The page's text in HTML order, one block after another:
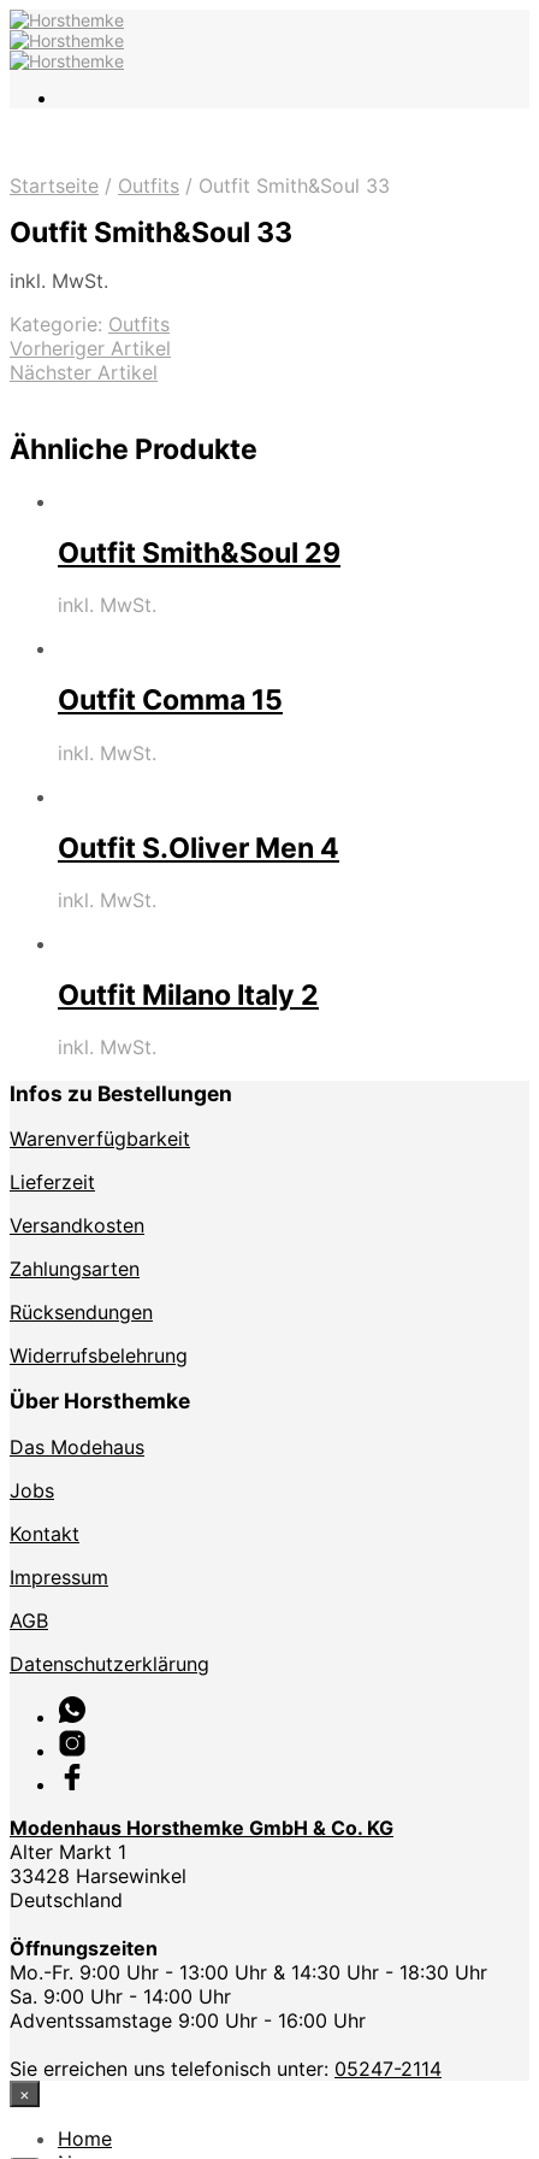
Startseite / Outfits / Outfit Smith&Soul 33
Outfit Smith&Soul 33
inkl. MwSt.
Kategorie: Outfits
Vorheriger Artikel
Nächster Artikel
Ähnliche Produkte
Outfit Smith&Soul 29
inkl. MwSt.
Outfit Comma 15
inkl. MwSt.
Outfit S.Oliver Men 4
inkl. MwSt.
Outfit Milano Italy 2
inkl. MwSt.
Infos zu Bestellungen
Warenverfügbarkeit
Lieferzeit
Versandkosten
Zahlungsarten
Rücksendungen
Widerrufsbelehrung
Über Horsthemke
Das Modehaus
Jobs
Kontakt
Impressum
AGB
Datenschutzerklärung
Modenhaus Horsthemke GmbH & Co. KG
Alter Markt 1
33428 Harsewinkel
Deutschland
Öffnungszeiten
Mo.-Fr. 9:00 Uhr - 13:00 Uhr & 14:30 Uhr - 18:30 Uhr
Sa. 9:00 Uhr - 14:00 Uhr
Adventssamstage 9:00 Uhr - 16:00 Uhr
Sie erreichen uns telefonisch unter: 05247-2114
×
Home